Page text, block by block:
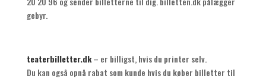
gebyr.
teaterbilletter.dk– er billigst, hvis du printer selv.
Du kan også opnå rabat som kunde hvis du køber billetter til